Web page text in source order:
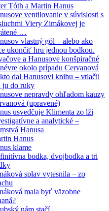
Tóth a Martin Hanus
ventilovanie v súvislosti s
Viery Zimákovej je
…
vlastný gól – alebo ako
ukončiť hru jednou bodkou.
a Hanusove konšpiračné
okolo prípadu Cervanová
dal Hanusovi knihu – vtlačil
ju do ruky
nepravdy ohľadom kauzy
(upravené)
usvedčuje Klimenta zo lži
a analytické –
Hanusa
Hanus
klame
bodka, dvojbodka a tri
splav vytesnila – zo
mala byť väzobne
nám stačí